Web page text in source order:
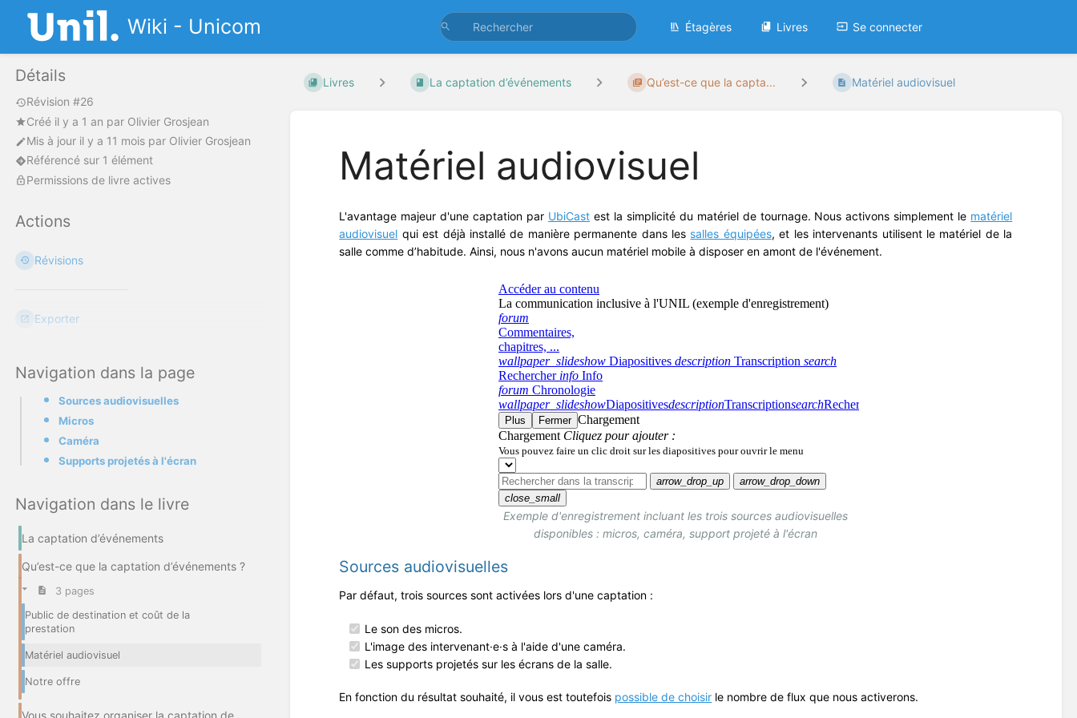
Wiki - Unicom Étagères Livres Se connecter
Détails
Révision #26
Créé il y a 1 an par Olivier Grosjean
Mis à jour il y a 11 mois par Olivier Grosjean
Référencé sur 1 élément
Permissions de livre actives
Actions
Révisions
Exporter
Navigation dans la page
Sources audiovisuelles
Micros
Caméra
Supports projetés à l'écran
Navigation dans le livre
La captation d’événements
Qu’est-ce que la captation d’événements ?
3 pages
Public de destination et coût de la
prestation
Matériel audiovisuel
Notre offre
Vous souhaitez organiser la captation de
Livres La captation d’événements Qu’est-ce que la capta... Matériel audiovisuel
Matériel audiovisuel
L'avantage majeur d'une captation par UbiCastest la simplicité du matériel de tournage. Nous activons simplement le matériel
audiovisuel qui est déjà installé de manière permanente dans les salles équipées, et les intervenants utilisent le matériel de la
salle comme d’habitude. Ainsi, nous n'avons aucun matériel mobile à disposer en amont de l'événement.
Exemple d'enregistrement incluant les trois sources audiovisuelles
disponibles :micros, caméra, support projeté à l'écran
Sources audiovisuelles
Par défaut, trois sources sont activées lors d'une captation :
Le son des micros.
L'image des intervenant·e·s à l'aide d'une caméra.
Les supports projetés sur les écrans de la salle.
En fonction du résultat souhaité, il vous est toutefois possible de choisir le nombre de flux que nous activerons.